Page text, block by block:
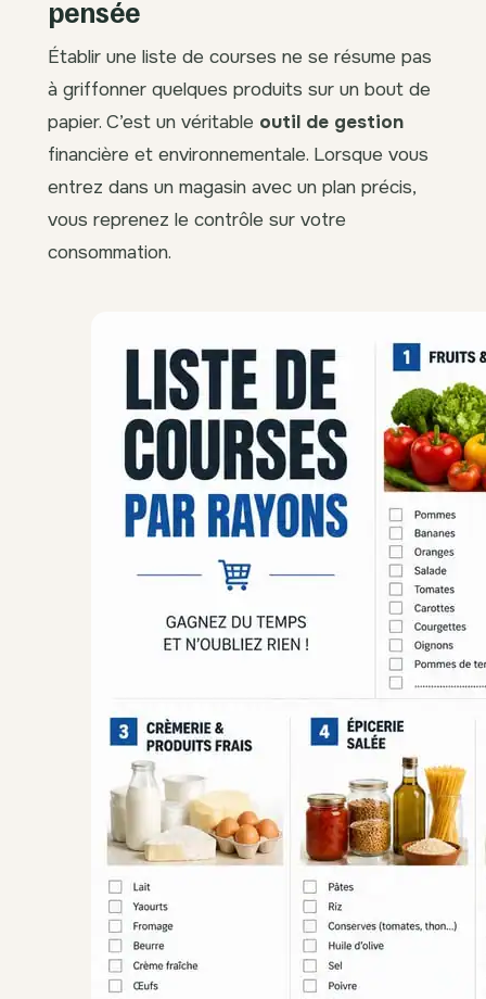
pensée
Établir une liste de courses ne se résume pas
à griffonner quelques produits sur un bout de
papier. C’est un véritable outil de gestion
financière et environnementale. Lorsque vous
entrez dans un magasin avec un plan précis,
vous reprenez le contrôle sur votre
consommation.